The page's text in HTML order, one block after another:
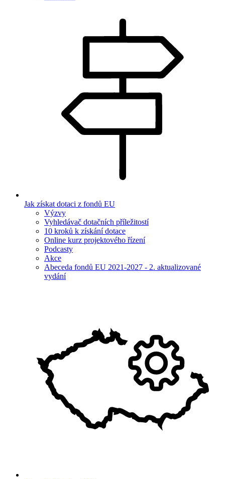
Jak získat dotaci z fondů EU
Výzvy
Vyhledávač dotačních příležitostí
10 kroků k získání dotace
Online kurz projektového řízení
Podcasty
Akce
Abeceda fondů EU 2021-2027 - 2. aktualizované
vydání